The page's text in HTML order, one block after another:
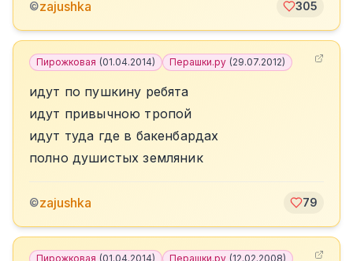
©zajushka 305
Пирожковая (01.04.2014) Перашки.ру (29.07.2012)
идут по пушкину ребята
идут привычною тропой
идут туда где в бакенбардах
полно душистых земляник
©zajushka 79
Пирожковая (01.04.2014) Перашки.ру (12.02.2008)